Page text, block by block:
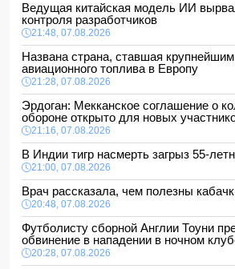
Ведущая китайская модель ИИ
контроля разработчиков
21:48, 07.08.2026
Названа страна, ставшая
авиационного топлива в Европу
21:28, 07.08.2026
Эрдоган: Мекканское соглашение о
обороне открыто для новых
21:16, 07.08.2026
В Индии тигр насмерть загрыз 55-
21:00, 07.08.2026
Врач рассказала, чем полезны
20:48, 07.08.2026
Футболисту сборной Англии Тоуни
обвинение в нападении в ночном
20:28, 07.08.2026